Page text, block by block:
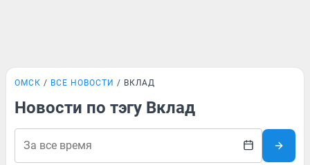
ОМСК ВСЕ НОВОСТИ ВКЛАД
Новости по тэгу Вклад